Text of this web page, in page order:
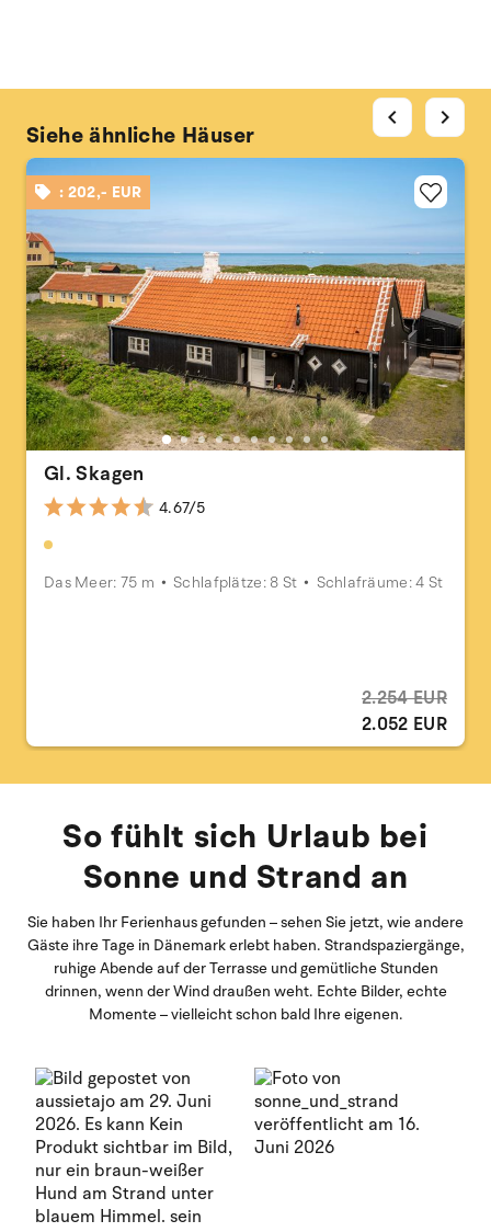
Siehe ähnliche Häuser
: 202,- EUR
Gl. Skagen
4.67/5
Das Meer: 75 m Schlafplätze: 8 St Schlafräume: 4 St
2.254 EUR
2.052 EUR
chevron_left chevron_right
So fühlt sich Urlaub bei
Sonne und Strand an
Sie haben Ihr Ferienhaus gefunden – sehen Sie jetzt, wie andere
Gäste ihre Tage in Dänemark erlebt haben. Strandspaziergänge,
ruhige Abende auf der Terrasse und gemütliche Stunden
drinnen, wenn der Wind draußen weht. Echte Bilder, echte
Momente – vielleicht schon bald Ihre eigenen.